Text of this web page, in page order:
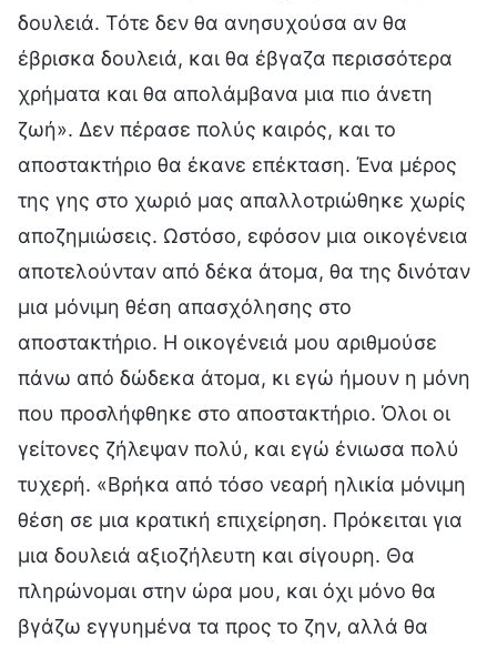
δουλειά. Τότε δεν θα ανησυχούσα αν θα
έβρισκα δουλειά, και θα έβγαζα περισσότερα
χρήματα και θα απολάμβανα μια πιο άνετη
ζωή». Δεν πέρασε πολύς καιρός, και το
αποστακτήριο θα έκανε επέκταση. Ένα μέρος
της γης στο χωριό μας απαλλοτριώθηκε χωρίς
αποζημιώσεις. Ωστόσο, εφόσον μια οικογένεια
αποτελούνταν από δέκα άτομα, θα της δινόταν
μια μόνιμη θέση απασχόλησης στο
αποστακτήριο. Η οικογένειά μου αριθμούσε
πάνω από δώδεκα άτομα, κι εγώ ήμουν η μόνη
που προσλήφθηκε στο αποστακτήριο. Όλοι οι
γείτονες ζήλεψαν πολύ, και εγώ ένιωσα πολύ
τυχερή. «Βρήκα από τόσο νεαρή ηλικία μόνιμη
θέση σε μια κρατική επιχείρηση. Πρόκειται για
μια δουλειά αξιοζήλευτη και σίγουρη. Θα
πληρώνομαι στην ώρα μου, και όχι μόνο θα
βγάζω εγγυημένα τα προς το ζην, αλλά θα